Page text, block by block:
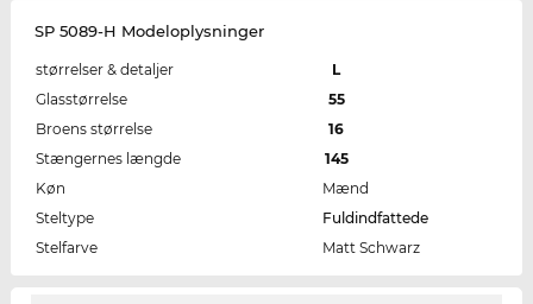
SP 5089-H Modeloplysninger
størrelser & detaljer
L
Glasstørrelse
55
Broens størrelse
16
Stængernes længde
145
Køn
Mænd
Steltype
Fuldindfattede
Stelfarve
Matt Schwarz